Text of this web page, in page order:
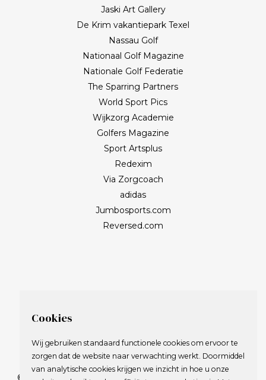
Jaski Art Gallery
De Krim vakantiepark Texel
Nassau Golf
Nationaal Golf Magazine
Nationale Golf Federatie
The Sparring Partners
World Sport Pics
Wijkzorg Academie
Golfers Magazine
Sport Artsplus
Redexim
Via Zorgcoach
adidas
Jumbosports.com
Reversed.com
© 2009-2023 Nederlandse Vereniging van Golfspelende
Cookies
Wij gebruiken standaard functionele cookies om ervoor te
zorgen dat de website naar verwachting werkt. Doormiddel
van analytische cookies krijgen we inzicht in hoe u onze